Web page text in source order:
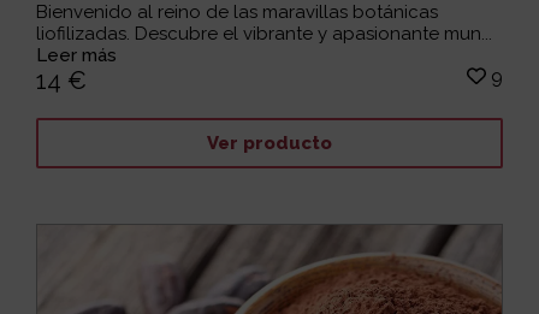
Bienvenido al reino de las maravillas botánicas
liofilizadas. Descubre el vibrante y apasionante mun...
Leer más
14 € 9
Ver producto